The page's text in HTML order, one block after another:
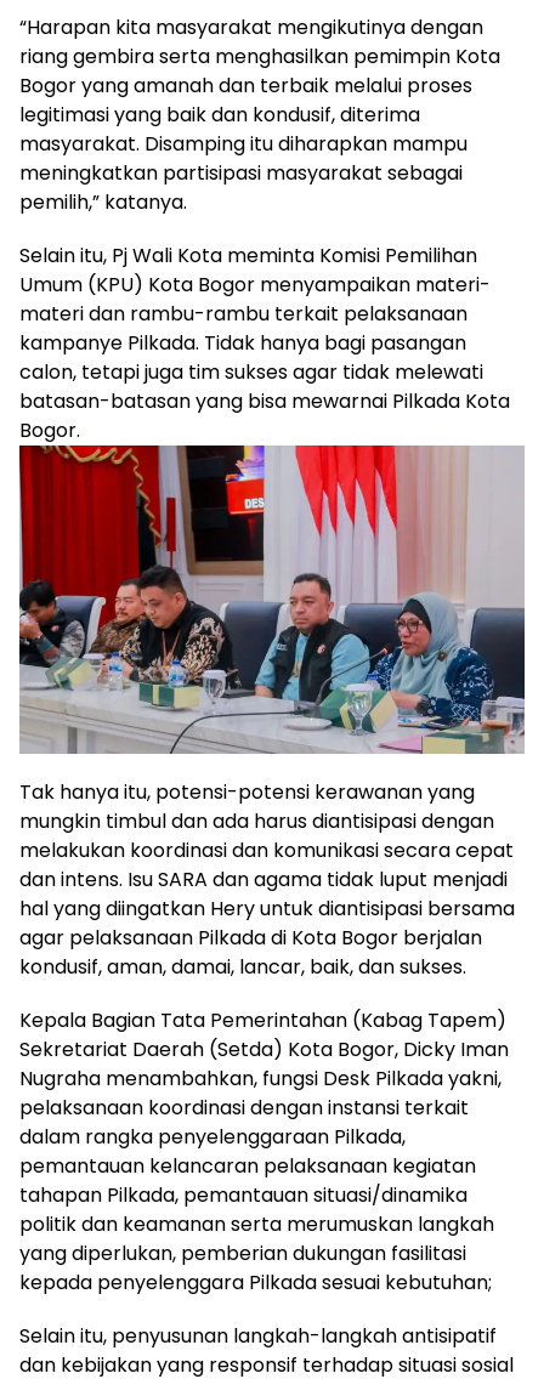
“Harapan kita masyarakat mengikutinya dengan
riang gembira serta menghasilkan pemimpin Kota
Bogor yang amanah dan terbaik melalui proses
legitimasi yang baik dan kondusif, diterima
masyarakat. Disamping itu diharapkan mampu
meningkatkan partisipasi masyarakat sebagai
pemilih,” katanya.
Selain itu, Pj Wali Kota meminta Komisi Pemilihan
Umum (KPU) Kota Bogor menyampaikan materi-
materi dan rambu-rambu terkait pelaksanaan
kampanye Pilkada. Tidak hanya bagi pasangan
calon, tetapi juga tim sukses agar tidak melewati
batasan-batasan yang bisa mewarnai Pilkada Kota
Bogor.
Tak hanya itu, potensi-potensi kerawanan yang
mungkin timbul dan ada harus diantisipasi dengan
melakukan koordinasi dan komunikasi secara cepat
dan intens. Isu SARA dan agama tidak luput menjadi
hal yang diingatkan Hery untuk diantisipasi bersama
agar pelaksanaan Pilkada di Kota Bogor berjalan
kondusif, aman, damai, lancar, baik, dan sukses.
Kepala Bagian Tata Pemerintahan (Kabag Tapem)
Sekretariat Daerah (Setda) Kota Bogor, Dicky Iman
Nugraha menambahkan, fungsi Desk Pilkada yakni,
pelaksanaan koordinasi dengan instansi terkait
dalam rangka penyelenggaraan Pilkada,
pemantauan kelancaran pelaksanaan kegiatan
tahapan Pilkada, pemantauan situasi/dinamika
politik dan keamanan serta merumuskan langkah
yang diperlukan, pemberian dukungan fasilitasi
kepada penyelenggara Pilkada sesuai kebutuhan;
Selain itu, penyusunan langkah-langkah antisipatif
dan kebijakan yang responsif terhadap situasi sosial